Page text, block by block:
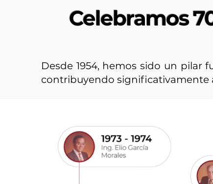
Celebramos
Desde 1954, hemos sido un pilar
contribuyendo significativamente